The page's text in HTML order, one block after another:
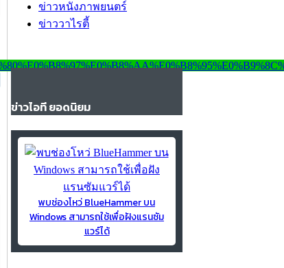
ข่าวหนังภาพยนตร์
ข่าววาไรตี้
ข่าวไอที ยอดนิยม
พบช่องโหว่ BlueHammer บน
Windows สามารถใช้เพื่อฝังแรนซัม
แวร์ได้